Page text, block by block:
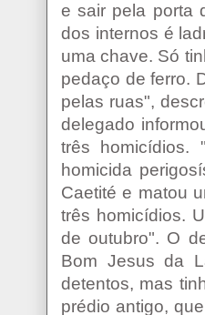
e sair pela porta
dos internos é
uma chave. Só
pedaço de ferro.
pelas ruas",
delegado
três homicídios.
homicida
Caetité e matou
três homicídios.
de outubro". O
Bom Jesus da
detentos, mas
prédio antigo,